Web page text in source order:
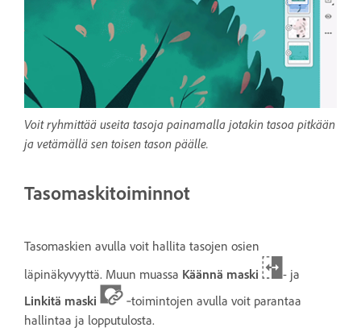
Voit ryhmittää useita tasoja painamalla jotakin tasoa pitkään
ja vetämällä sen toisen tason päälle.
Tasomaskitoiminnot
Tasomaskien avulla voit hallita tasojen osien
läpinäkyvyyttä. Muun muassa Käännä maski
- ja
Linkitä maski
‑toimintojen avulla voit parantaa
hallintaa ja lopputulosta.